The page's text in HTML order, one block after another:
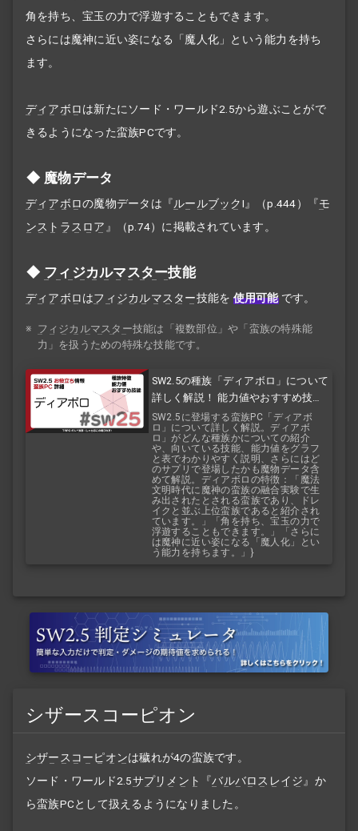
角を持ち、宝玉の力で浮遊することもできます。
さらには魔神に近い姿になる「魔人化」という能力を持ち
ます。
ディアボロは新たにソード・ワールド2.5から遊ぶことがで
きるようになった蛮族PCです。
魔物データ
ディアボロの魔物データは『ルールブックI』（p.444）『モ
ンストラスロア 』（p.74）に掲載されています。
フィジカルマスター技能
ディアボロはフィジカルマスター技能を 使用可能 です。
※ フィジカルマスター技能は「複数部位」や「蛮族の特殊能
力」を扱うための特殊な技能です。
SW2.5の種族「ディアボロ」について
詳しく解説！ 能力値やおすすめ技能
などを紹介！ 『バルバロスレイジ』
『バルバロスサーガ』
SW2.5に登場する蛮族PC「ディアボ
ロ」について詳しく解説。ディアボ
ロ」がどんな種族かについての紹介
や、向いている技能、能力値をグラフ
と表でわかりやすく説明、さらにはど
のサプリで登場したかも魔物データ含
めて解説。ディアボロの特徴：「魔法
文明時代に魔神の蛮族の融合実験で生
み出されたとされる蛮族であり、ドレ
イクと並ぶ上位蛮族であると紹介され
ています。」「角を持ち、宝玉の力で
浮遊することもできます。」「さらに
は魔神に近い姿になる「魔人化」とい
う能力を持ちます。」}
シザースコーピオン
シザースコーピオンは穢れが4の蛮族です。
ソード・ワールド2.5サプリメント 『バルバロスレイジ 』か
ら蛮族PCとして扱えるようになりました。